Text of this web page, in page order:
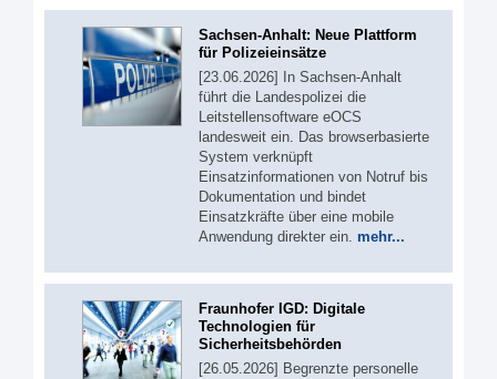
Sachsen-Anhalt: Neue Plattform
für Polizeieinsätze
[23.06.2026] In Sachsen-Anhalt
führt die Landespolizei die
Leitstellensoftware eOCS
landesweit ein. Das browserbasierte
System verknüpft
Einsatzinformationen von Notruf bis
Dokumentation und bindet
Einsatzkräfte über eine mobile
Anwendung direkter ein. mehr...
Fraunhofer IGD: Digitale
Technologien für
Sicherheitsbehörden
[26.05.2026] Begrenzte personelle